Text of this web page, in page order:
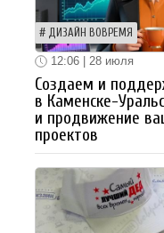
ДИЗАЙН ВОВРЕМЯ
12:06 | 28 июля
Создаем и
в Каменске-
и продвижение
проектов